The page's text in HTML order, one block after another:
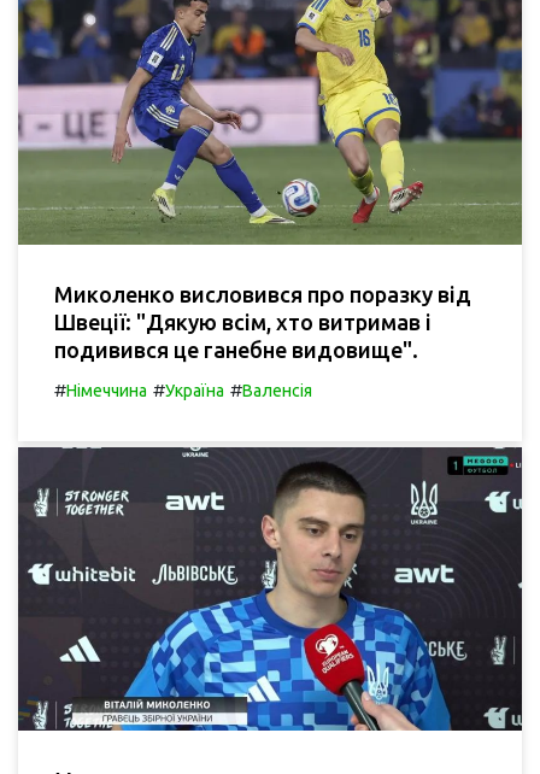
Миколенко висловився про поразку від
Швеції: "Дякую всім, хто витримав і
подивився це ганебне видовище".
#Німеччина #Україна #Валенсія